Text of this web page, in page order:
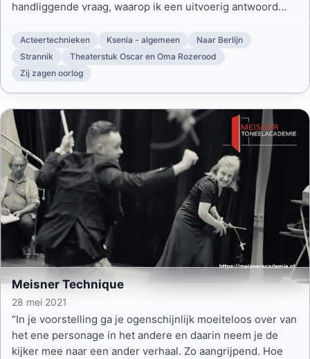
handliggende vraag, waarop ik een uitvoerig antwoord
Acteertechnieken Ksenia - algemeen
Naar Berlijn
Strannik
Theaterstuk Oscar en Oma Rozerood
Zij zagen oorlog
Meisner Technique
28 mei 2021
“In je voorstelling ga je ogenschijnlijk moeiteloos over van
het ene personage in het andere en daarin neem je de
kijker mee naar een ander verhaal. Zo aangrijpend. Hoe